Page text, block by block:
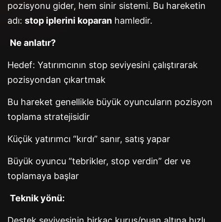
pozisyonu gider, hem sinir sistemi. Bu hareketin
adı: stop iplerini koparan hamledir.
Ne anlatır?
Hedef: Yatırımcının stop seviyesini çalıştırarak
pozisyondan çıkartmak
Bu hareket genellikle büyük oyuncuların pozisyon
toplama stratejisidir
Küçük yatırımcı “kırdı” sanır, satış yapar
Büyük oyuncu “tebrikler, stop verdin” der ve
toplamaya başlar
Teknik yönü: